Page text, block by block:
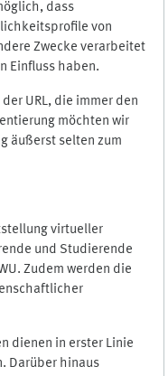
dass
von
Zwecke verarbeitet
Einfluss haben.
URL, die immer den
möchten wir
äußerst selten zum
virtueller
und Studierende
Zudem werden die
dienen in erster Linie
Darüber hinaus